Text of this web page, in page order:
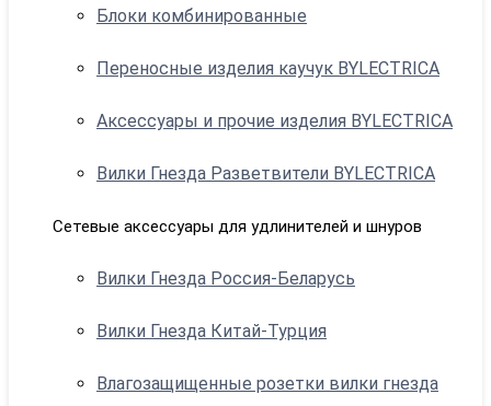
Блоки комбинированные
Переносные изделия каучук BYLECTRICA
Аксессуары и прочие изделия BYLECTRICA
Вилки Гнезда Разветвители BYLECTRICA
Сетевые аксессуары для удлинителей и шнуров
Вилки Гнезда Россия-Беларусь
Вилки Гнезда Китай-Турция
Влагозащищенные розетки вилки гнезда